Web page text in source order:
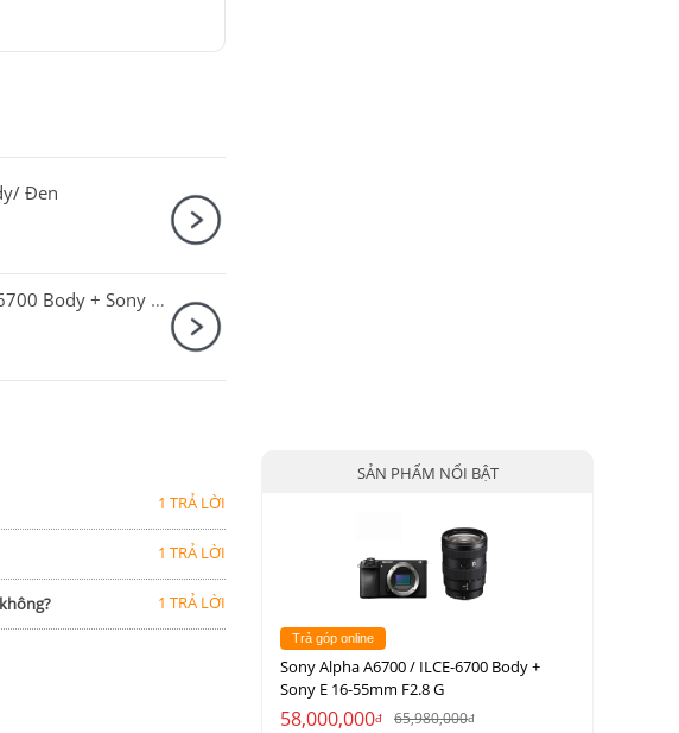
Đen
Sony Alpha A6700 / ILCE-6700 Body + Sony E 16-55mm F2.8 G
1 TRẢ LỜI
1 TRẢ LỜI
1 TRẢ LỜI
SẢN PHẨM NỔI BẬT
Trả góp online
Sony Alpha A6700 / ILCE-6700 Body +
Sony E 16-55mm F2.8 G
58,000,000đ 65,980,000đ